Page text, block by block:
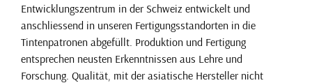
Entwicklungszentrum in der Schweiz entwickelt und
anschliessend in unseren Fertigungsstandorten in die
Tintenpatronen abgefüllt. Produktion und Fertigung
entsprechen neusten Erkenntnissen aus Lehre und
Forschung. Qualität, mit der asiatische Hersteller nicht